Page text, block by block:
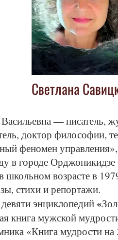
Светлана
— писатель,
доктор философии,
феномен управления»,
в городе
школьном возрасте в
стихи и репортажи.
энциклопедий«
книга мужской
«Книга мудрости на